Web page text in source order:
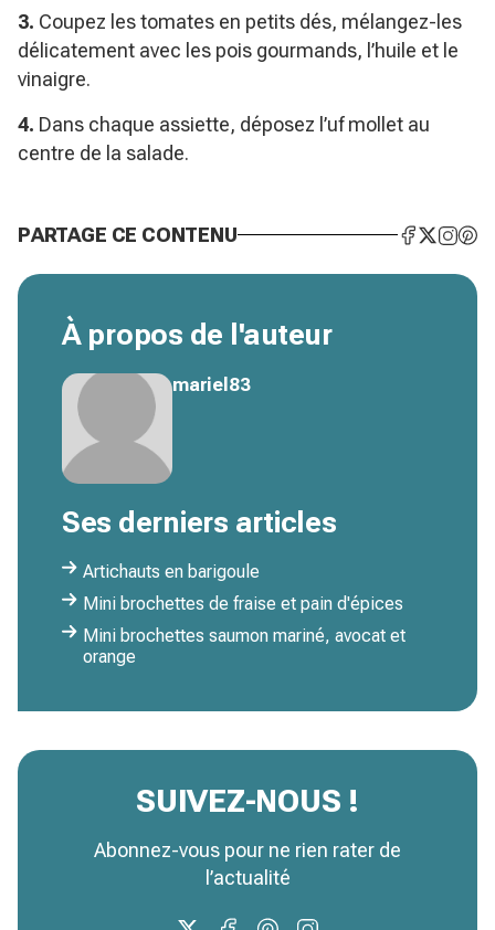
3. Coupez les tomates en petits dés, mélangez-les
délicatement avec les pois gourmands, l’huile et le
vinaigre.
4. Dans chaque assiette, déposez l’uf mollet au
centre de la salade.
PARTAGE CE CONTENU
À propos de l'auteur
mariel83
Ses derniers articles
Artichauts en barigoule
Mini brochettes de fraise et pain d'épices
Mini brochettes saumon mariné, avocat et
orange
SUIVEZ-NOUS !
Abonnez-vous pour ne rien rater de
l’actualité